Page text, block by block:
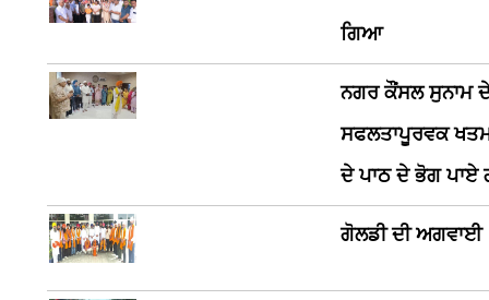
ਗਿਆ
ਨਗਰ ਕੌਂਸਲ ਸੁਨਾਮ ਦੇ
ਸਫਲਤਾਪੂਰਵਕ ਖਤਮ
ਦੇ ਪਾਠ ਦੇ ਭੋਗ ਪਾਏ
ਗੋਲਡੀ ਦੀ ਅਗਵਾਈ